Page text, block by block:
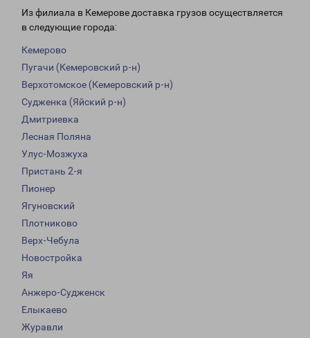
Из филиала в Кемерове доставка грузов осуществляется
в следующие города:
Кемерово
Пугачи (Кемеровский р-н)
Верхотомское (Кемеровский р-н)
Судженка (Яйский р-н)
Дмитриевка
Лесная Поляна
Улус-Мозжуха
Пристань 2-я
Пионер
Ягуновский
Плотниково
Верх-Чебула
Новостройка
Яя
Анжеро-Судженск
Елыкаево
Журавли